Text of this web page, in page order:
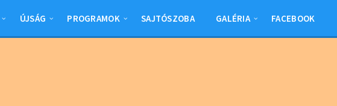
ÚJSÁG PROGRAMOK SAJTÓSZOBA GALÉRIA FACEBOOK